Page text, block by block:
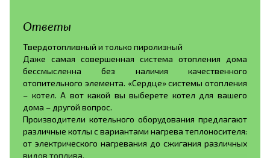
Ответы
Твердотопливный и только пиролизный
Даже самая совершенная система отопления дома
бессмысленна без наличия качественного
отопительного элемента. «Сердце» системы отопления
– котел. А вот какой вы выберете котел для вашего
дома – другой вопрос.
Производители котельного оборудования предлагают
различные котлы с вариантами нагрева теплоносителя:
от электрического нагревания до сжигания различных
видов топлива.